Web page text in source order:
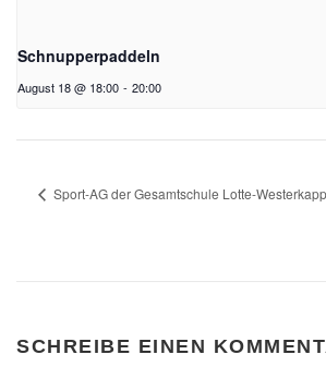
Schnupperpaddeln
August 18 @ 18:00 - 20:00
Sport-AG der Gesamtschule Lotte-
SCHREIBE EINEN